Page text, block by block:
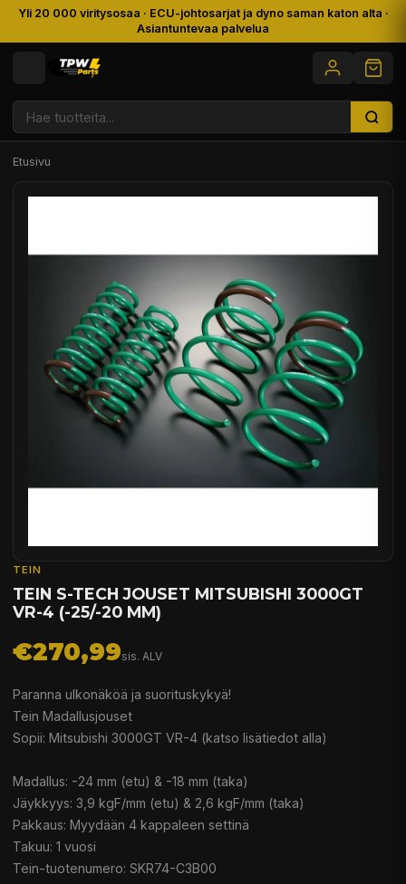
Yli 20 000 viritysosaa · ECU-johtosarjat ja dyno saman katon alta ·
Asiantuntevaa palvelua
Etusivu
TEIN
TEIN S-TECH JOUSET MITSUBISHI 3000GT
VR-4 (-25/-20 MM)
€270,99sis. ALV
Paranna ulkonäköä ja suorituskykyä!
Tein Madallusjouset
Sopii: Mitsubishi 3000GT VR-4 (katso lisätiedot alla)
Madallus: -24 mm (etu) & -18 mm (taka)
Jäykkyys: 3,9 kgF/mm (etu) & 2,6 kgF/mm (taka)
Pakkaus: Myydään 4 kappaleen settinä
Takuu: 1 vuosi
Tein-tuotenumero: SKR74-C3B00